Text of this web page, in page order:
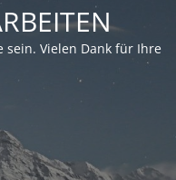
Vielen Dank für Ihre